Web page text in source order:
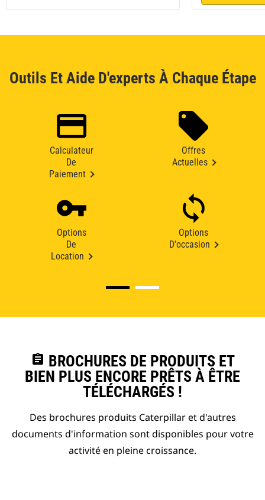
Outils Et Aide D'experts À Chaque Étape
Calculateur
De
Paiement
Offres
Actuelles
Options
De
Location
Options
D'occasion
assignment BROCHURES DE PRODUITS ET
BIEN PLUS ENCORE PRÊTS À ÊTRE
TÉLÉCHARGÉS !
Des brochures produits Caterpillar et d'autres
documents d'information sont disponibles pour votre
activité en pleine croissance.